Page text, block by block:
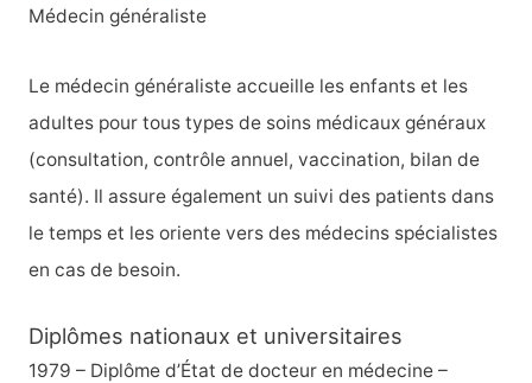
Médecin généraliste
Le médecin généraliste accueille les enfants et les
adultes pour tous types de soins médicaux généraux
(consultation, contrôle annuel, vaccination, bilan de
santé). Il assure également un suivi des patients dans
le temps et les oriente vers des médecins spécialistes
en cas de besoin.
Diplômes nationaux et universitaires
1979 – Diplôme d’État de docteur en médecine –